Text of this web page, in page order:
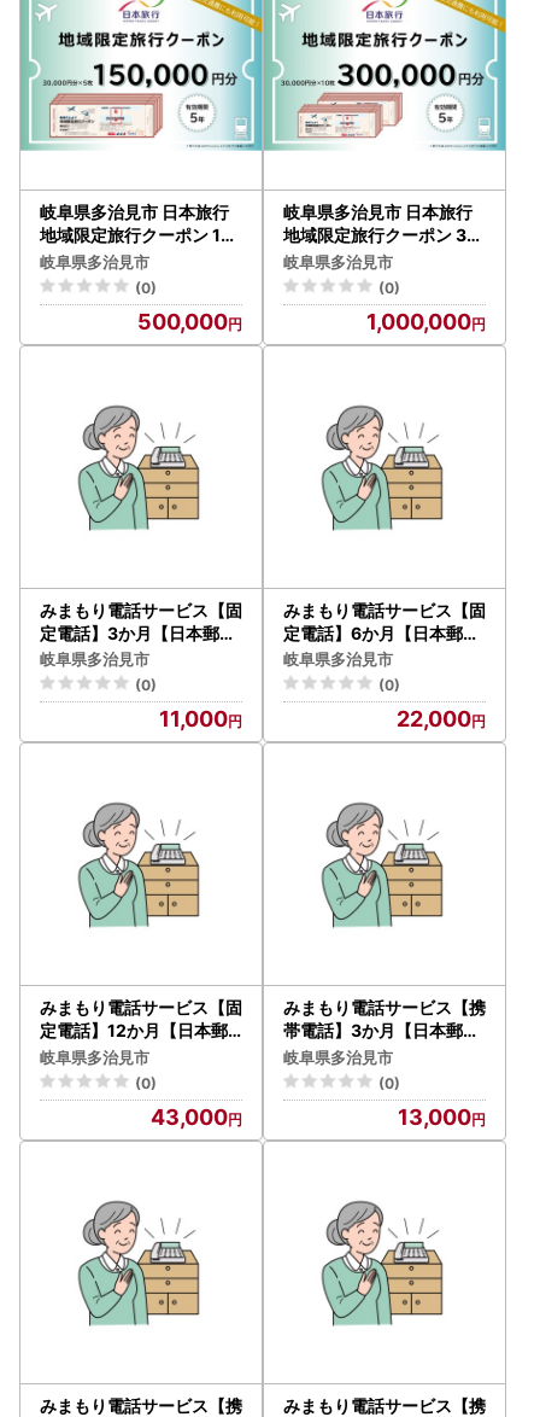
岐阜県多治見市 日本旅行
地域限定旅行クーポン 15
0，000円分[THE005]
岐阜県多治見市
(0)
500,000
岐阜県多治見市 日本旅行
地域限定旅行クーポン 30
0，000円分[THE006]
岐阜県多治見市
(0)
1,000,000
みまもり電話サービス【固
定電話】3か月【日本郵便
】 防犯 見守り 郵便局 [TA
V001]
岐阜県多治見市
(0)
11,000
みまもり電話サービス【固
定電話】6か月【日本郵便
】 防犯 見守り 郵便局 [TA
V002]
岐阜県多治見市
(0)
22,000
みまもり電話サービス【固
定電話】12か月【日本郵
便】 防犯 見守り 郵便局 [T
AV003]
岐阜県多治見市
(0)
43,000
みまもり電話サービス【携
帯電話】3か月【日本郵便
】 防犯 見守り 郵便局 [TA
V004]
岐阜県多治見市
(0)
13,000
みまもり電話サービス【携
みまもり電話サービス【携